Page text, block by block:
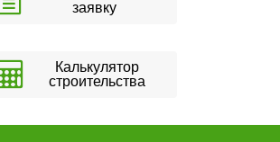
заявку
Калькулятор
строительства